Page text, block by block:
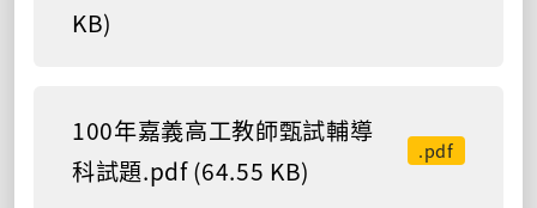
KB)
100年嘉義高工教師甄試輔導
科試題.pdf (64.55 KB)
.pdf